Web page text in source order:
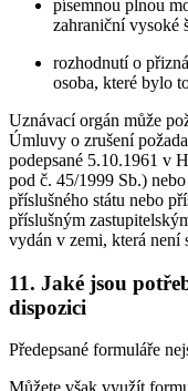
písemnou plnou
zahraniční vysoké
rozhodnutí o
osoba, které bylo
Uznávací orgán může
Úmluvy o zrušení
podepsané 5.10.1961 v
pod č. 45/1999 Sb.)
příslušného státu nebo
příslušným
vydán v zemi, která není
11. Jaké jsou
dispozici
Předepsané formuláře